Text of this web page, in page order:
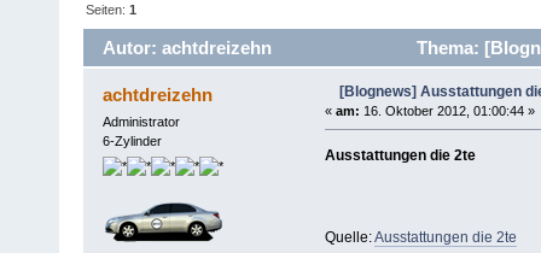
Seiten:1
Autor: achtdreizehn Thema:
achtdreizehn
Administrator
6-Zylinder
[Blognews] Ausstattungen
« am: 16. Oktober 2012, 01:00:44 »
Ausstattungen die 2te
Quelle:Ausstattungen die 2te